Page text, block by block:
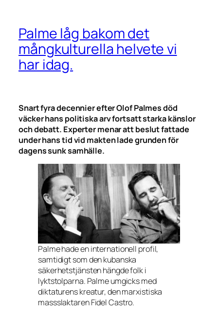
Palme låg bakom det
mångkulturella helvete vi
har idag.
Snart fyra decennier efter Olof Palmes död
väcker hans politiska arv fortsatt starka känslor
och debatt. Experter menar att beslut fattade
under hans tid vid makten lade grunden för
dagens sunk samhälle.
Palme hade en internationell profil,
samtidigt som den kubanska
säkerhetstjänsten hängde folk i
lyktstolparna. Palme umgicks med
diktaturens kreatur, den marxistiska
massslaktaren Fidel Castro.